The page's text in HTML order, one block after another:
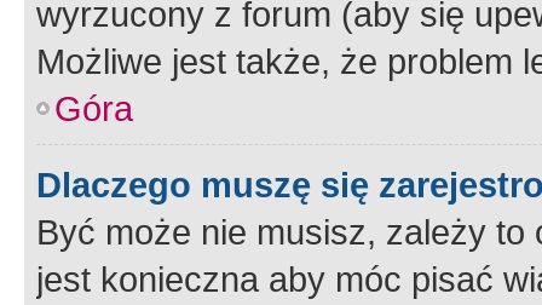
wyrzucony z forum (aby się
Możliwe jest także, że problem
Góra
Dlaczego muszę się
Być może nie musisz, zależy
jest konieczna aby móc pisać